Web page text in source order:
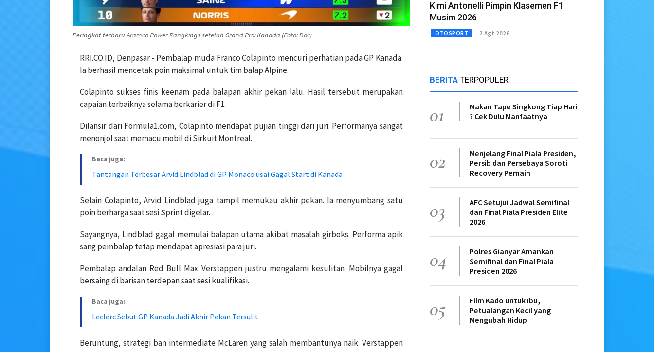
Peringkat terbaru Aramco Power Rangkings setelah Grand Prix Kanada (Foto: Doc)
RRI.CO.ID, Denpasar - Pembalap muda Franco Colapinto mencuri perhatian pada GP Kanada.
Ia berhasil mencetak poin maksimal untuk tim balap Alpine.
Colapinto sukses finis keenam pada balapan akhir pekan lalu. Hasil tersebut merupakan
capaian terbaiknya selama berkarier di F1.
Dilansir dari Formula1.com, Colapinto mendapat pujian tinggi dari juri. Performanya sangat
menonjol saat memacu mobil di Sirkuit Montreal.
Baca juga:
Tantangan Terbesar Arvid Lindblad di GP Monaco usai Gagal Start di Kanada
Selain Colapinto, Arvid Lindblad juga tampil memukau akhir pekan. Ia menyumbang satu
poin berharga saat sesi Sprint digelar.
Sayangnya, Lindblad gagal memulai balapan utama akibat masalah girboks. Performa apik
sang pembalap tetap mendapat apresiasi para juri.
Pembalap andalan Red Bull Max Verstappen justru mengalami kesulitan. Mobilnya gagal
bersaing di barisan terdepan saat sesi kualifikasi.
Baca juga:
Leclerc Sebut GP Kanada Jadi Akhir Pekan Tersulit
Beruntung, strategi ban intermediate McLaren yang salah membantunya naik. Verstappen
Kimi Antonelli Pimpin Klasemen F1
Musim 2026
OTOSPORT 2 Agt 2026
BERITA TERPOPULER
01
Makan Tape Singkong Tiap Hari
? Cek Dulu Manfaatnya
02
Menjelang Final Piala Presiden,
Persib dan Persebaya Soroti
Recovery Pemain
03
AFC Setujui Jadwal Semifinal
dan Final Piala Presiden Elite
2026
04
Polres Gianyar Amankan
Semifinal dan Final Piala
Presiden 2026
05
Film Kado untuk Ibu,
Petualangan Kecil yang
Mengubah Hidup